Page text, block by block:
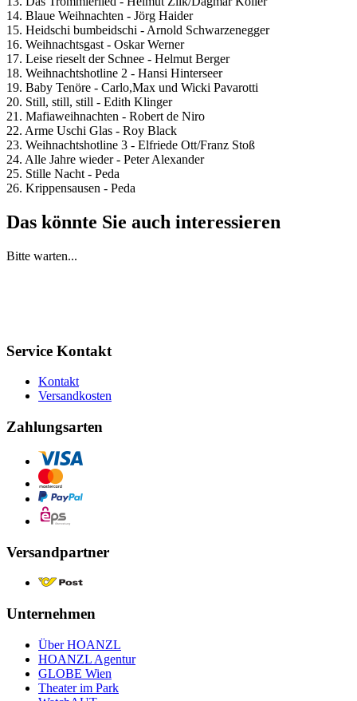
14. Blaue Weihnachten - Jörg Haider
15. Heidschi bumbeidschi - Arnold Schwarzenegger
16. Weihnachtsgast - Oskar Werner
17. Leise rieselt der Schnee - Helmut Berger
18. Weihnachtshotline 2 - Hansi Hinterseer
19. Baby Tenöre - Carlo,Max und Wicki Pavarotti
20. Still, still, still - Edith Klinger
21. Mafiaweihnachten - Robert de Niro
22. Arme Uschi Glas - Roy Black
23. Weihnachtshotline 3 - Elfriede Ott/Franz Stoß
24. Alle Jahre wieder - Peter Alexander
25. Stille Nacht - Peda
26. Krippensausen - Peda
Das könnte Sie auch interessieren
Bitte warten...
Service Kontakt
Kontakt
Versandkosten
Zahlungsarten
Versandpartner
Unternehmen
Über HOANZL
HOANZL Agentur
GLOBE Wien
Theater im Park